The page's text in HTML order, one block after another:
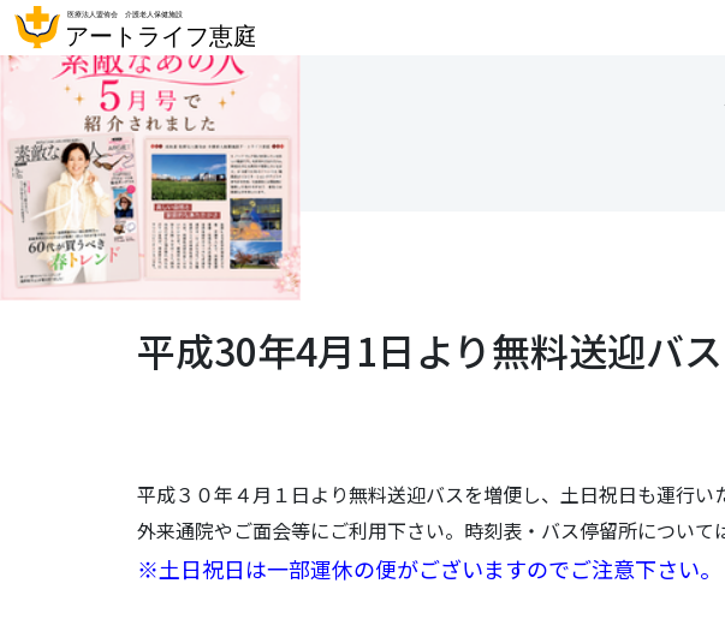
平成30年4月1日より無料送迎バ
平成３０年４月１日より無料送迎バスを増便し、土日祝日も運行い
外来通院やご面会等にご利用下さい。時刻表・バス停留所について
※土日祝日は一部運休の便がございますのでご注意下さい。